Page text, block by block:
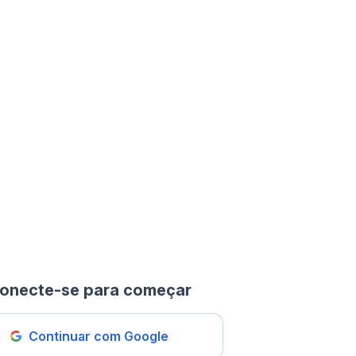
se para começar
Continuar com Google